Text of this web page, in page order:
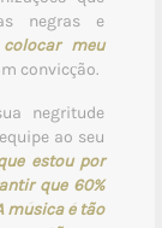
negras e
meu
convicção.
negritude
ao seu
estou por
que 60%
música é tão